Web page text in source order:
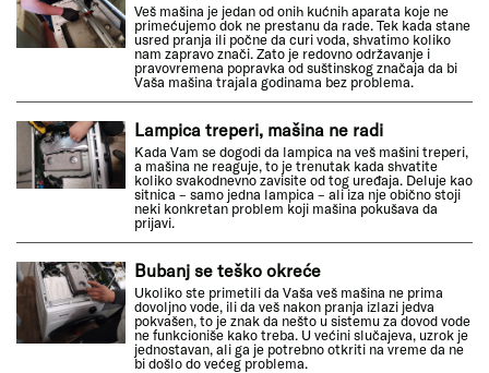
Veš mašina je jedan od onih kućnih aparata koje ne
primećujemo dok ne prestanu da rade. Tek kada stane
usred pranja ili počne da curi voda, shvatimo koliko
nam zapravo znači. Zato je redovno održavanje i
pravovremena popravka od suštinskog značaja da bi
Vaša mašina trajala godinama bez problema.
Lampica treperi, mašina ne radi
Kada Vam se dogodi da lampica na veš mašini treperi,
a mašina ne reaguje, to je trenutak kada shvatite
koliko svakodnevno zavisite od tog uređaja. Deluje kao
sitnica – samo jedna lampica – ali iza nje obično stoji
neki konkretan problem koji mašina pokušava da
prijavi.
Bubanj se teško okreće
Ukoliko ste primetili da Vaša veš mašina ne prima
dovoljno vode, ili da veš nakon pranja izlazi jedva
pokvašen, to je znak da nešto u sistemu za dovod vode
ne funkcioniše kako treba. U većini slučajeva, uzrok je
jednostavan, ali ga je potrebno otkriti na vreme da ne
bi došlo do većeg problema.